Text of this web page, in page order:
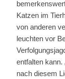
Katzen im
von anderen
leuchten vor
entfalten kann.
nach diesem